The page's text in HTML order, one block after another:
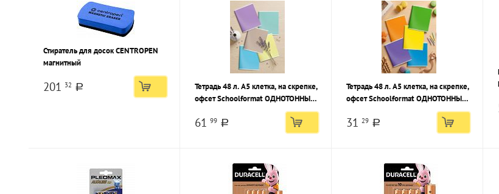
Стиратель для досок CENTROPEN
магнитный
201 32 a
Тетрадь 48 л. А5 клетка, на скрепке,
офсет Schoolformat ОДНОТОННЫЕ.
мелованный картон, ВД-лак
61 99 a
Тетрадь 48 л. А5 клетка, на скрепке,
офсет Schoolformat ОДНОТОННЫЕ.
НЕОН мелованный картон, ВД-лак
31 29 a